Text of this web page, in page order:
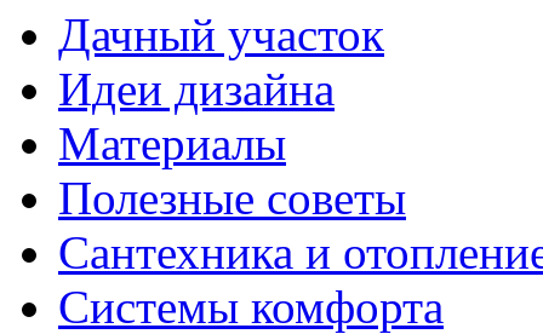
Дачный участок
Идеи дизайна
Материалы
Полезные советы
Сантехника и
Системы комфорта